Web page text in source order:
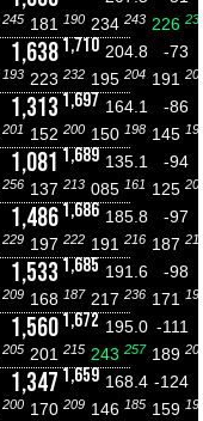
245 181 190 234 243 226
1,6381,710 204.8
-73
193 223 232 195 204 191
1,313 1,697 164.1
-86
201 152 200 150 198 145
1,081 1,689 135.1
-94
256 137 213 085 161 125
1,4861,686 185.8
-97
229 197 222 191 216 187
1,533 1,685 191.6
-98
209 168 187 217 236 171
1,5601,672 195.0 -111
205 201 215 243 257 189
1,347 1,659 168.4 -124
200 170 209 146 185 159